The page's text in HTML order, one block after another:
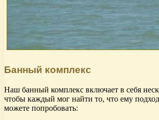
Банный комплекс
Наш банный комплекс включает в себя
чтобы каждый мог найти то, что ему
можете попробовать: